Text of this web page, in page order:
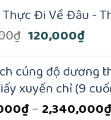
là:
190,000₫.
tại
là:
Đi Về Đâu -
₫ Giá
là:
150,000₫.
120,000₫Giá
tại
là:
cúng độ dương
xuyến chỉ (9
₫– 2,340,000₫